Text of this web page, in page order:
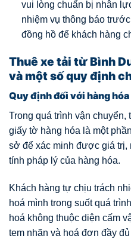
vui lòng chuẩn bị nhân
nhiệm vụ thông báo
đồng hồ để khách hàng
Thuê xe tải từ Bình
và một số quy định
Quy định đối với hàng
Trong quá trình vận
giấy tờ hàng hóa là một
sở để xác minh được giá
tính pháp lý của hàng hóa.
Khách hàng tự chịu trách
hoá mình trong suốt quá
hoá không thuộc diện cấm
tem nhãn và hoá đơn đầy